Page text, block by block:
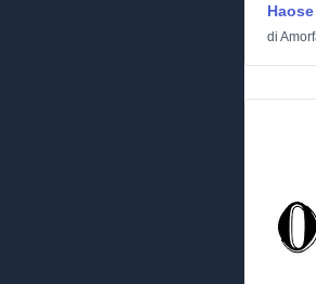
di